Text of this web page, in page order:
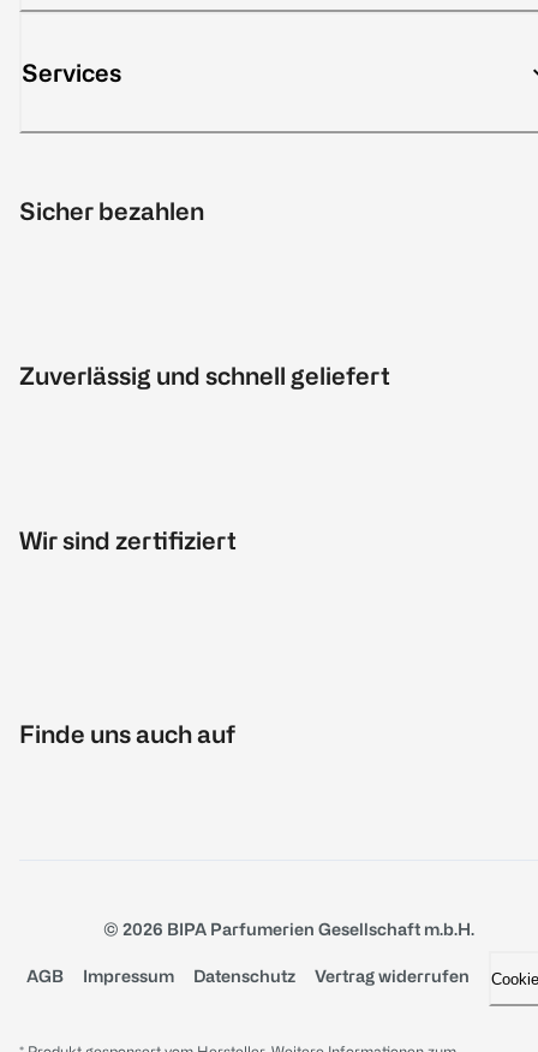
Services
Sicher bezahlen
Zuverlässig und schnell geliefert
Wir sind zertifiziert
Finde uns auch auf
© 2026 BIPA Parfumerien Gesellschaft m.b.H.
AGB Impressum Datenschutz Vertrag widerrufen